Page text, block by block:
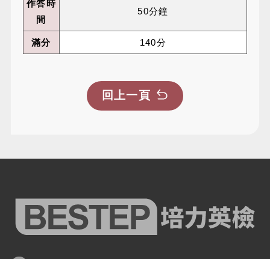
作答時
間
50分鐘
滿分 140分
回上一頁